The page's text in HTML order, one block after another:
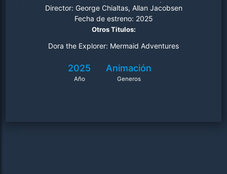
hacer nuevos amigos bajo el agua, además de uno con
temática de cumpleaños en el que el dúo explorador se
embarca en una misión para encontrar la tarta de
cumpleaños perdida de Dora.
Director: George Chialtas, Allan Jacobsen
Fecha de estreno: 2025
Otros Titulos:
Dora the Explorer: Mermaid Adventures
2025
Año
Animación
Generos